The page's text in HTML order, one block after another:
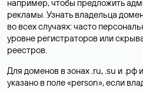
например, чтобы предложить
рекламы. Узнать владельца
во всех случаях: часто
уровне регистраторов или
реестров.
Для доменов в зонах .ru, .su и .рф
указано в поле «person», если